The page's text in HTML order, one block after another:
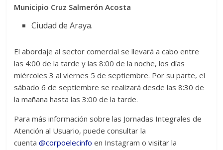
Municipio Cruz Salmerón Acosta
Ciudad de Araya.
El abordaje al sector comercial se llevará a cabo entre
las 4:00 de la tarde y las 8:00 de la noche, los días
miércoles 3 al viernes 5 de septiembre. Por su parte, el
sábado 6 de septiembre se realizará desde las 8:30 de
la mañana hasta las 3:00 de la tarde.
Para más información sobre las Jornadas Integrales de
Atención al Usuario, puede consultar la
cuenta@corpoelecinfoen Instagram o visitar la